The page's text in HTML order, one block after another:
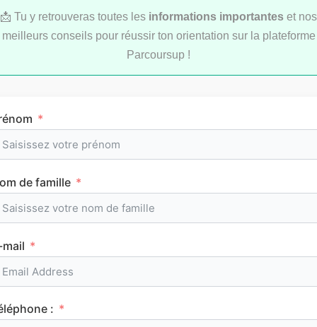
Comment réviser pendant les vacances d’été
au lycée ?
📩 Tu y retrouveras toutes les informations importantes et nos
meilleurs conseils pour réussir ton orientation sur la plateforme
Parcoursup !
de famille
: